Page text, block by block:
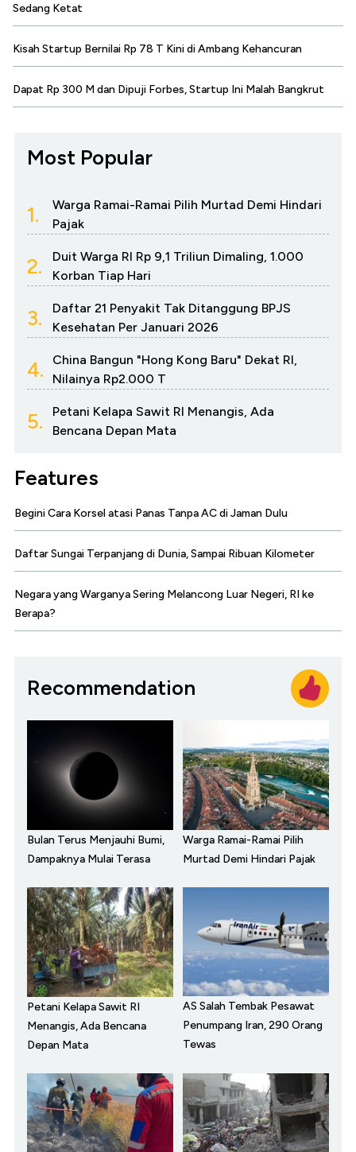
Sedang Ketat
Kisah Startup Bernilai Rp 78 T Kini di Ambang Kehancuran
Dapat Rp 300 M dan Dipuji Forbes, Startup Ini Malah Bangkrut
Most Popular
1.
Warga Ramai-Ramai Pilih Murtad Demi Hindari
Pajak
2.
Duit Warga RI Rp 9,1 Triliun Dimaling, 1.000
Korban Tiap Hari
3.
Daftar 21 Penyakit Tak Ditanggung BPJS
Kesehatan Per Januari 2026
4.
China Bangun "Hong Kong Baru" Dekat RI,
Nilainya Rp2.000 T
5.
Petani Kelapa Sawit RI Menangis, Ada
Bencana Depan Mata
Features
Begini Cara Korsel atasi Panas Tanpa AC di Jaman Dulu
Daftar Sungai Terpanjang di Dunia, Sampai Ribuan Kilometer
Negara yang Warganya Sering Melancong Luar Negeri, RI ke
Berapa?
Recommendation
Bulan Terus Menjauhi Bumi,
Dampaknya Mulai Terasa
Warga Ramai-Ramai Pilih
Murtad Demi Hindari Pajak
Petani Kelapa Sawit RI
Menangis, Ada Bencana
Depan Mata
AS Salah Tembak Pesawat
Penumpang Iran, 290 Orang
Tewas